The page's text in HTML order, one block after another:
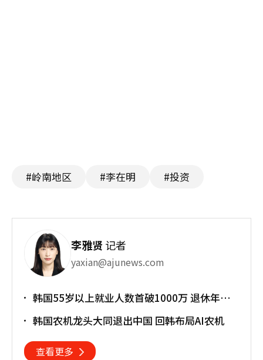
#岭南地区 #李在明 #投资
李雅贤记者
yaxian@ajunews.com
韩国55岁以上就业人数首破1000万 退休年龄
韩国农机龙头大同退出中国 回韩布局AI农机
查看更多